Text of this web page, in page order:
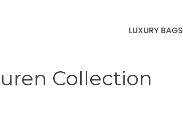
LUXURY BAGS
Collection